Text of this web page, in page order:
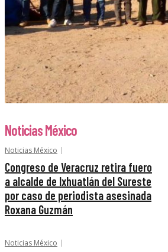
Noticias México
Noticias México
Congreso de Veracruz retira fuero
a alcalde de Ixhuatlán del Sureste
por caso de periodista asesinada
Roxana Guzmán
Noticias México